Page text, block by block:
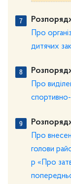
Про
дитячих
Про
Про
голови
р «Про